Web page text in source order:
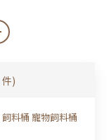
)
料桶 寵物飼料桶